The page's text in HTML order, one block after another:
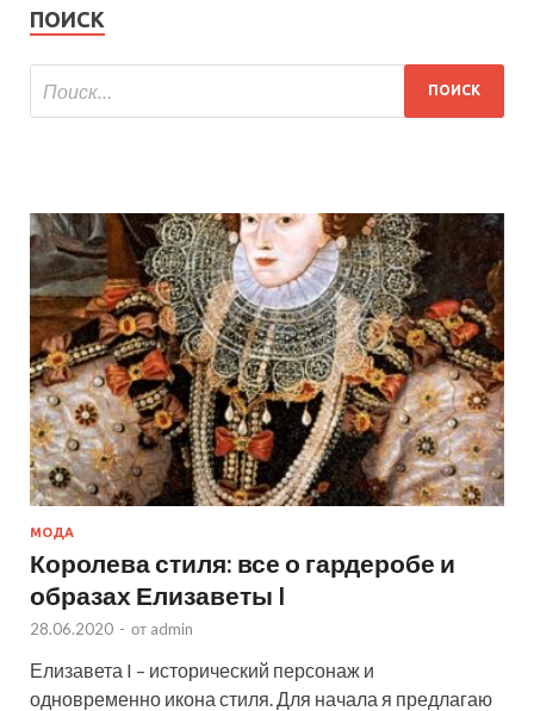
ПОИСК
МОДА
Королева стиля: все о гардеробе и
образах Елизаветы I
28.06.2020 - от admin
Елизавета I – исторический персонаж и
одновременно икона стиля. Для начала я предлагаю